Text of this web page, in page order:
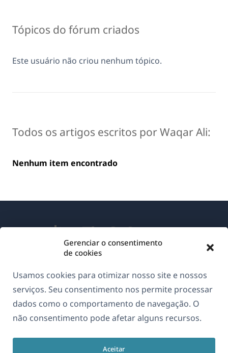
Gerenciar o consentimento
de cookies
Usamos cookies para otimizar nosso site e nossos
serviços. Seu consentimento nos permite processar
dados como o comportamento de navegação. O
não consentimento pode afetar alguns recursos.
Aceitar
Tópicos do fórum criados
Este usuário não criou nenhum tópico.
Todos os artigos escritos por Waqar Ali:
Nenhum item encontrado
GDPR & Política de Privacidade
Junte-se à nossa equipe(abre
em
em
em
(abre
em